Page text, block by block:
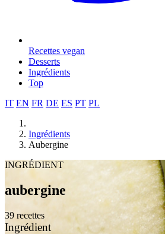
Recettes vegan
Desserts
Ingrédients
Top
IT EN FR DE ES PT PL
Ingrédients
Aubergine
INGRÉDIENT
aubergine
39 recettes
Ingrédient